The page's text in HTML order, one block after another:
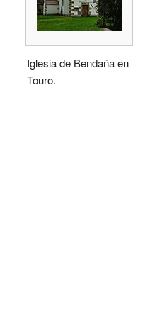
Iglesia de Bendaña en
Touro.